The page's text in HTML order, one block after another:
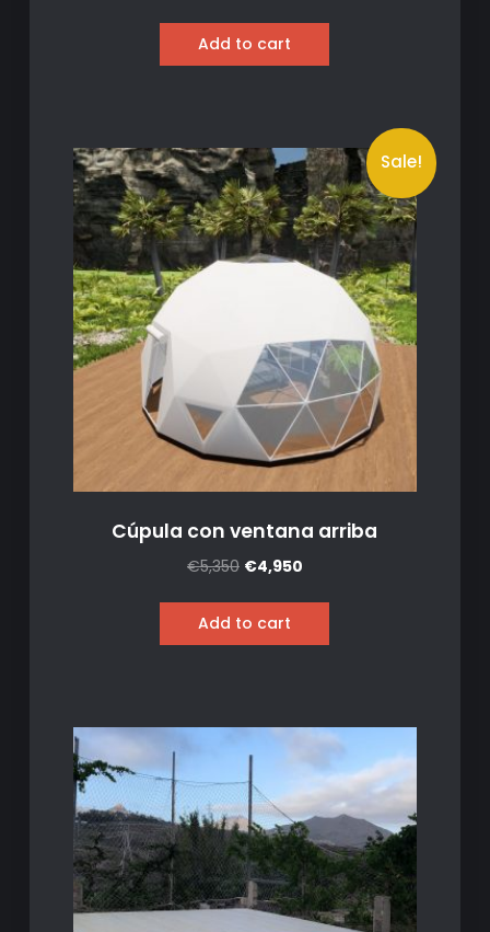
Add to cart
Sale!
Cúpula con ventana arriba
€5,350 €4,950
Add to cart